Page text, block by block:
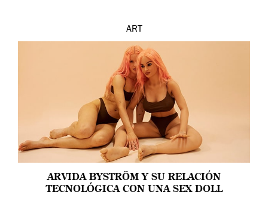
ART
ARVIDA BYSTRÖM Y SU RELACIÓN
TECNOLÓGICA CON UNA SEX DOLL